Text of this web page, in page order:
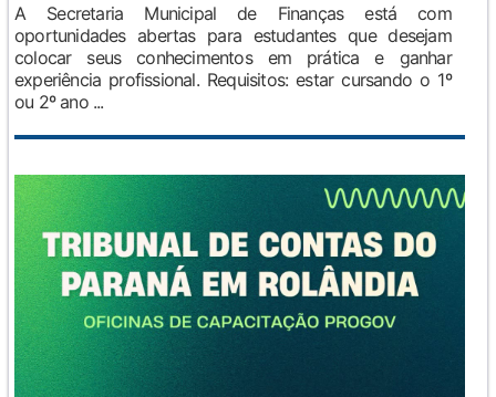
A Secretaria Municipal de Finanças está com
oportunidades abertas para estudantes que desejam
colocar seus conhecimentos em prática e ganhar
experiência profissional. Requisitos: estar cursando o 1º
ou 2º ano ...